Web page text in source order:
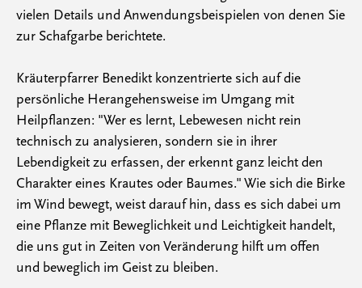
vielen Details und Anwendungsbeispielen von denen Sie
zur Schafgarbe berichtete.
Kräuterpfarrer Benedikt konzentrierte sich auf die
persönliche Herangehensweise im Umgang mit
Heilpflanzen: "Wer es lernt, Lebewesen nicht rein
technisch zu analysieren, sondern sie in ihrer
Lebendigkeit zu erfassen, der erkennt ganz leicht den
Charakter eines Krautes oder Baumes." Wie sich die Birke
im Wind bewegt, weist darauf hin, dass es sich dabei um
eine Pflanze mit Beweglichkeit und Leichtigkeit handelt,
die uns gut in Zeiten von Veränderung hilft um offen
und beweglich im Geist zu bleiben.